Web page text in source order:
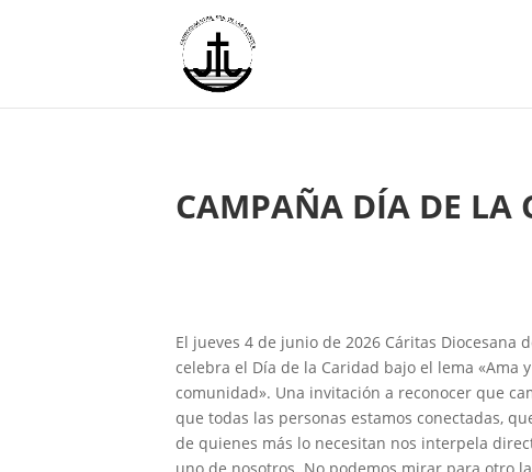
CAMPAÑA DÍA DE LA
El jueves 4 de junio de 2026 Cáritas Diocesana
celebra el Día de la Caridad bajo el lema «Ama
comunidad». Una invitación a reconocer que
que todas las personas estamos conectadas,
de quienes más lo necesitan nos interpela